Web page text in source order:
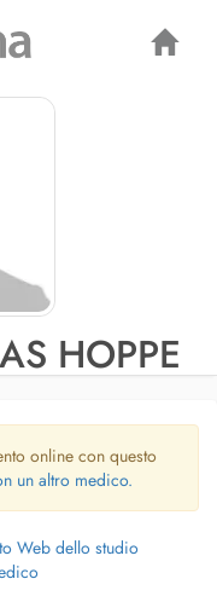
HOPPE
online con questo
un altro medico.
Web dello studio